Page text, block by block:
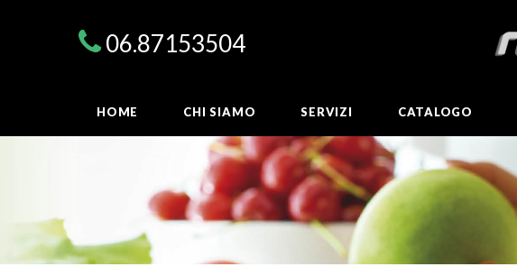
06.87153504
HOME CHI SIAMO SERVIZI CATALOGO